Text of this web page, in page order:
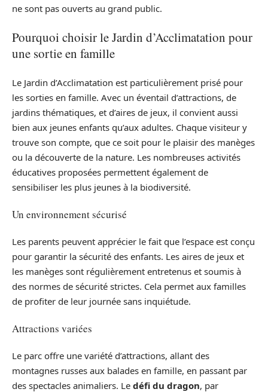
ne sont pas ouverts au grand public.
Pourquoi choisir le Jardin d’Acclimatation pour
une sortie en famille
Le Jardin d’Acclimatation est particulièrement prisé pour
les sorties en famille. Avec un éventail d’attractions, de
jardins thématiques, et d’aires de jeux, il convient aussi
bien aux jeunes enfants qu’aux adultes. Chaque visiteur y
trouve son compte, que ce soit pour le plaisir des manèges
ou la découverte de la nature. Les nombreuses activités
éducatives proposées permettent également de
sensibiliser les plus jeunes à la biodiversité.
Un environnement sécurisé
Les parents peuvent apprécier le fait que l’espace est conçu
pour garantir la sécurité des enfants. Les aires de jeux et
les manèges sont régulièrement entretenus et soumis à
des normes de sécurité strictes. Cela permet aux familles
de profiter de leur journée sans inquiétude.
Attractions variées
Le parc offre une variété d’attractions, allant des
montagnes russes aux balades en famille, en passant par
des spectacles animaliers. Le défi du dragon, par